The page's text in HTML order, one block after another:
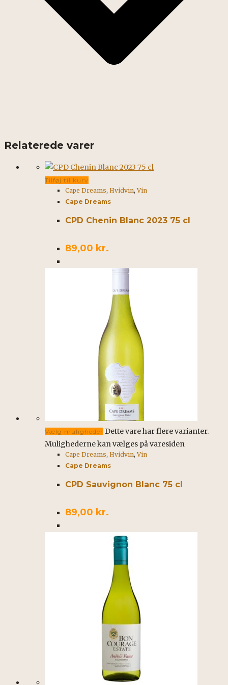
Relaterede varer
Tilføj til kurv
Cape Dreams, Hvidvin,Vin
Cape Dreams
CPD Chenin Blanc 2023 75 cl
89,00 kr.
Vælg muligheder Dette vare har flere varianter.
Mulighederne kan vælges på varesiden
Cape Dreams, Hvidvin,Vin
Cape Dreams
CPD Sauvignon Blanc 75 cl
89,00 kr.